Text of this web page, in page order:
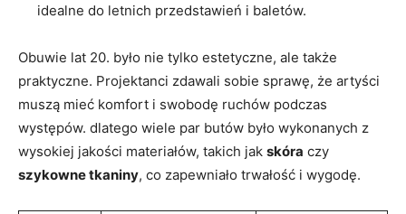
idealne do letnich przedstawień i baletów.
Obuwie lat 20. było nie tylko estetyczne, ale także
praktyczne. Projektanci zdawali sobie sprawę, że artyści
muszą mieć komfort i swobodę ruchów podczas
występów. dlatego wiele par butów było wykonanych z
wysokiej jakości materiałów, takich jak skóra czy
szykowne tkaniny, co zapewniało trwałość i wygodę.